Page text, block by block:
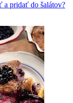
a pridať do šalátov?